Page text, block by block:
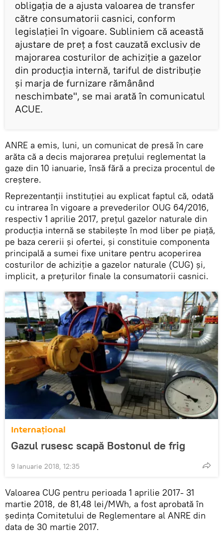
obligaţia de a ajusta valoarea de transfer
către consumatorii casnici, conform
legislaţiei în vigoare. Subliniem că această
ajustare de preţ a fost cauzată exclusiv de
majorarea costurilor de achiziţie a gazelor
din producţia internă, tariful de distribuţie
şi marja de furnizare rămânând
neschimbate", se mai arată în comunicatul
ACUE.
ANRE a emis, luni, un comunicat de presă în care
arăta că a decis majorarea preţului reglementat la
gaze din 10 ianuarie, însă fără a preciza procentul de
creştere.
Reprezentanţii instituţiei au explicat faptul că, odată
cu intrarea în vigoare a prevederilor OUG 64/2016,
respectiv 1 aprilie 2017, preţul gazelor naturale din
producţia internă se stabileşte în mod liber pe piaţă,
pe baza cererii şi ofertei, şi constituie componenta
principală a sumei fixe unitare pentru acoperirea
costurilor de achiziţie a gazelor naturale (CUG) şi,
implicit, a preţurilor finale la consumatorii casnici.
Internaţional
Gazul rusesc scapă Bostonul de frig
9 Ianuarie 2018, 12:35
Valoarea CUG pentru perioada 1 aprilie 2017- 31
martie 2018, de 81,48 lei/MWh, a fost aprobată în
şedinţa Comitetului de Reglementare al ANRE din
data de 30 martie 2017.